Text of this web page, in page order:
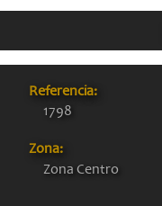
Referencia:
1798
Zona:
Zona Centro